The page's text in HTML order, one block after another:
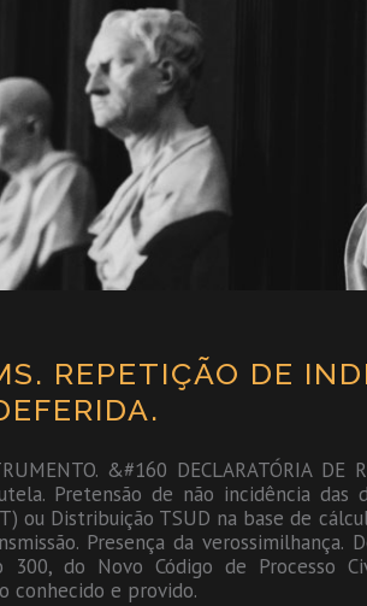
REPETIÇÃO DE
&#160 DECLARATÓRIA
Pretensão de não incidência das
ou Distribuição TSUD na base de
Presença da
do Novo Código de Processo
conhecido e provido.